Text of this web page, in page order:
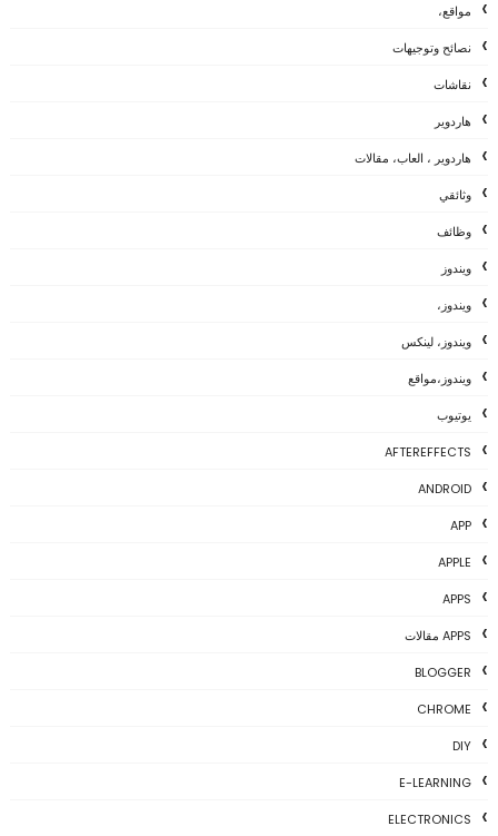
مواقع،
نصائح وتوجيهات
نقاشات
هاردوير
هاردوير ، العاب، مقالات
وثائقي
وظائف
ويندوز
ويندوز،
ويندوز، لينكس
ويندوز،مواقع
يوتيوب
AFTEREFFECTS
ANDROID
APP
APPLE
APPS
APPS مقالات
BLOGGER
CHROME
DIY
E-LEARNING
ELECTRONICS